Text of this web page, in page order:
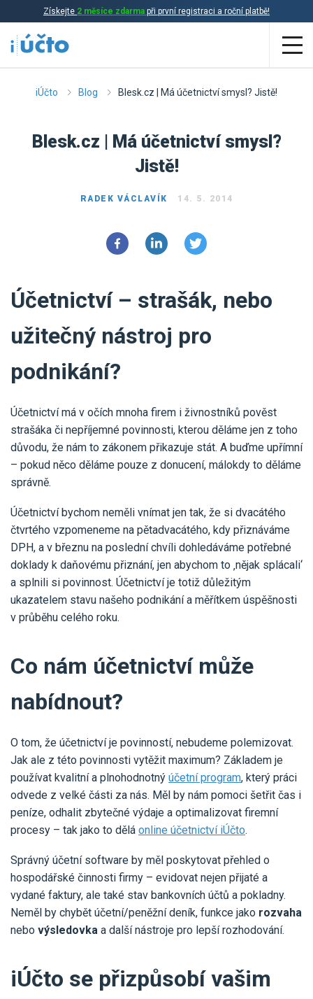
Získejte 2 měsíce zdarma při první registraci a roční platbě!
Aplikace
Daňová evidence
Online účetnictví
Online fakturace
Propojení s bankou
One Stop Shop (OSS)
Všechny funkce
Ceník
Poptávka účetních služeb
Ceník účetních služeb
Pro koho je určené
Pro firmy
Pro spolky Blog Kontakt
iÚčto Blog Blesk.cz | Má účetnictví smysl? Jistě!
Blesk.cz | Má účetnictví smysl?
Jistě!
RADEK VÁCLAVÍK 14. 5. 2014
Účetnictví – strašák, nebo
užitečný nástroj pro
podnikání?
Účetnictví má v očích mnoha firem i živnostníků pověst
strašáka či nepříjemné povinnosti, kterou děláme jen z toho
důvodu, že nám to zákonem přikazuje stát. A buďme upřímní
– pokud něco děláme pouze z donucení, málokdy to děláme
správně.
Účetnictví bychom neměli vnímat jen tak, že si dvacátého
čtvrtého vzpomeneme na pětadvacátého, kdy přiznáváme
DPH, a v březnu na poslední chvíli dohledáváme potřebné
doklady k daňovému přiznání, jen abychom to ‚nějak splácali‘
a splnili si povinnost. Účetnictví je totiž důležitým
ukazatelem stavu našeho podnikání a měřítkem úspěšnosti
v průběhu celého roku.
Co nám účetnictví může
nabídnout?
O tom, že účetnictví je povinností, nebudeme polemizovat.
Jak ale z této povinnosti vytěžit maximum? Základem je
používat kvalitní a plnohodnotný účetní program, který práci
odvede z velké části za nás. Měl by nám pomoci šetřit čas i
peníze, odhalit zbytečné výdaje a optimalizovat firemní
procesy – tak jako to dělá online účetnictví iÚčto.
Správný účetní software by měl poskytovat přehled o
hospodářské činnosti firmy – evidovat nejen přijaté a
vydané faktury, ale také stav bankovních účtů a pokladny.
Neměl by chybět účetní/peněžní deník, funkce jako rozvaha
nebo výsledovka a další nástroje pro lepší rozhodování.
iÚčto se přizpůsobí vašim